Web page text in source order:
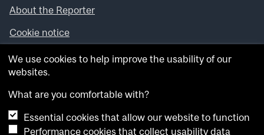
About the Reporter
Cookie notice
Looking for more news, videos and expert opinions? Try
theMcGill Newsroom .
archives.
Want to contribute an item to what’snew@mcgill?
We use cookies to help improve the usability of our
websites.
What are you comfortable with?
Essential cookies that allow our website to function
Performance cookies that collect usability data